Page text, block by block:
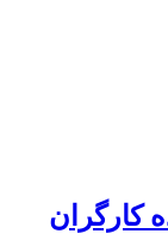
کارگران